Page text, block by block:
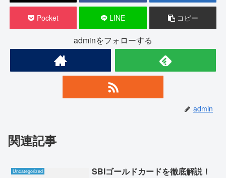
Pocket LINE コピー
adminをフォローする
admin
関連記事
Uncategorized SBIゴールドカードを徹底解説！